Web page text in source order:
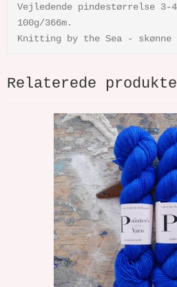
Vejledende pindestørrelse 3-
100g/366m.
Knitting by the Sea - skønne
Relaterede